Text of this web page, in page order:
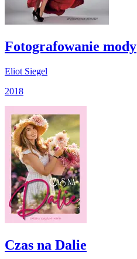
Fotografowanie mody
Eliot Siegel
2018
Czas na Dalie